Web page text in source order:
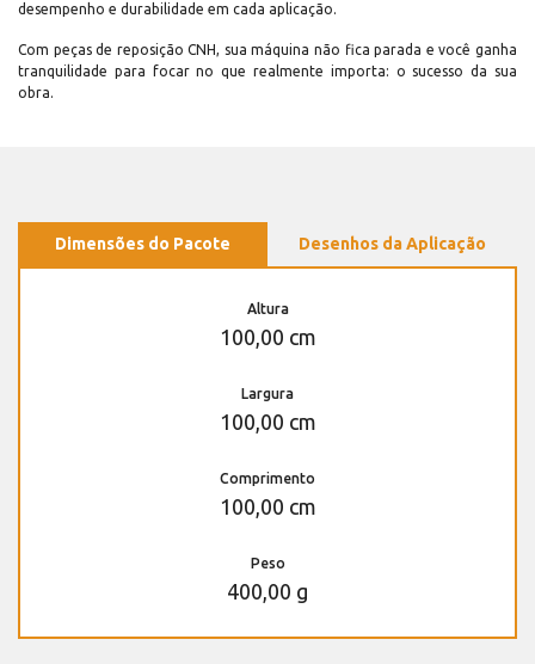
desempenho e durabilidade em cada aplicação.
Com peças de reposição CNH, sua máquina não fica parada e você ganha
tranquilidade para focar no que realmente importa: o sucesso da sua
obra.
Dimensões do Pacote Desenhos da Aplicação
Altura
100,00 cm
Largura
100,00 cm
Comprimento
100,00 cm
Peso
400,00 g